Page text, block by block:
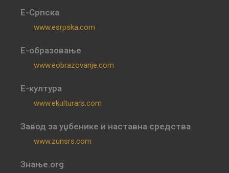
Е-Српска
www.esrpska.com
Е-образовање
www.eobrazovanje.com
Е-култура
www.ekulturars.com
Завод за уџбенике и наставна средства
www.zunsrs.com
Знање.org